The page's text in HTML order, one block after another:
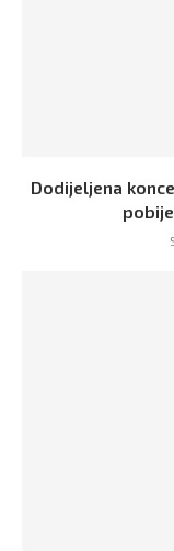
Dodijeljena